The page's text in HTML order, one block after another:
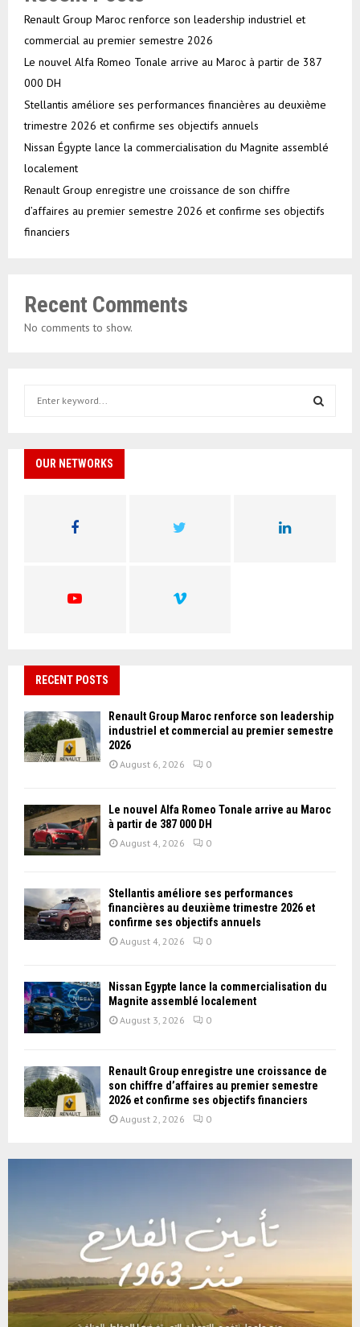
Renault Group Maroc renforce son leadership industriel et
commercial au premier semestre 2026
Le nouvel Alfa Romeo Tonale arrive au Maroc à partir de 387
000 DH
Stellantis améliore ses performances financières au deuxième
trimestre 2026 et confirme ses objectifs annuels
Nissan Égypte lance la commercialisation du Magnite assemblé
localement
Renault Group enregistre une croissance de son chiffre
d’affaires au premier semestre 2026 et confirme ses objectifs
financiers
Recent Comments
No comments to show.
h
OUR NETWORKS
RECENT POSTS
Renault Group Maroc renforce son leadership
industriel et commercial au premier semestre
2026
August 6, 2026 0
Le nouvel Alfa Romeo Tonale arrive au Maroc
à partir de 387 000 DH
August 4, 2026 0
Stellantis améliore ses performances
financières au deuxième trimestre 2026 et
confirme ses objectifs annuels
August 4, 2026 0
Nissan Égypte lance la commercialisation du
Magnite assemblé localement
August 3, 2026 0
Renault Group enregistre une croissance de
son chiffre d’affaires au premier semestre
2026 et confirme ses objectifs financiers
August 2, 2026 0